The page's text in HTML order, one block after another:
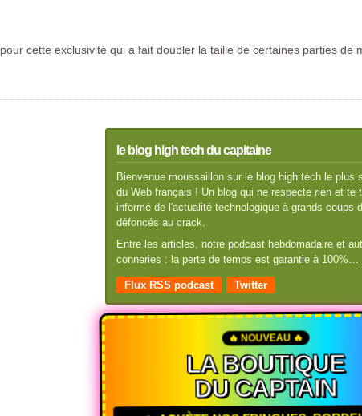
pour cette exclusivité qui a fait doubler la taille de certaines parties de
le blog high tech du capitaine
Bienvenue moussaillon sur le blog high tech le plus
du Web français ! Un blog qui ne respecte rien et te
informé de l'actualité technologique à grands coups
défoncés au crack.
Entre les articles, notre podcast hebdomadaire et
conneries : la perte de temps est garantie à 100%…
Flux RSS podcast Twitter
🔥 NOUVEAU 🔥
LA BOUTIQUE
DU CAPTAIN